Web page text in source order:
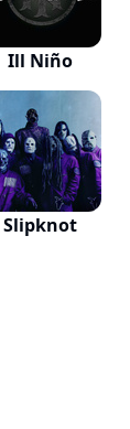
Ill Niño
Slipknot